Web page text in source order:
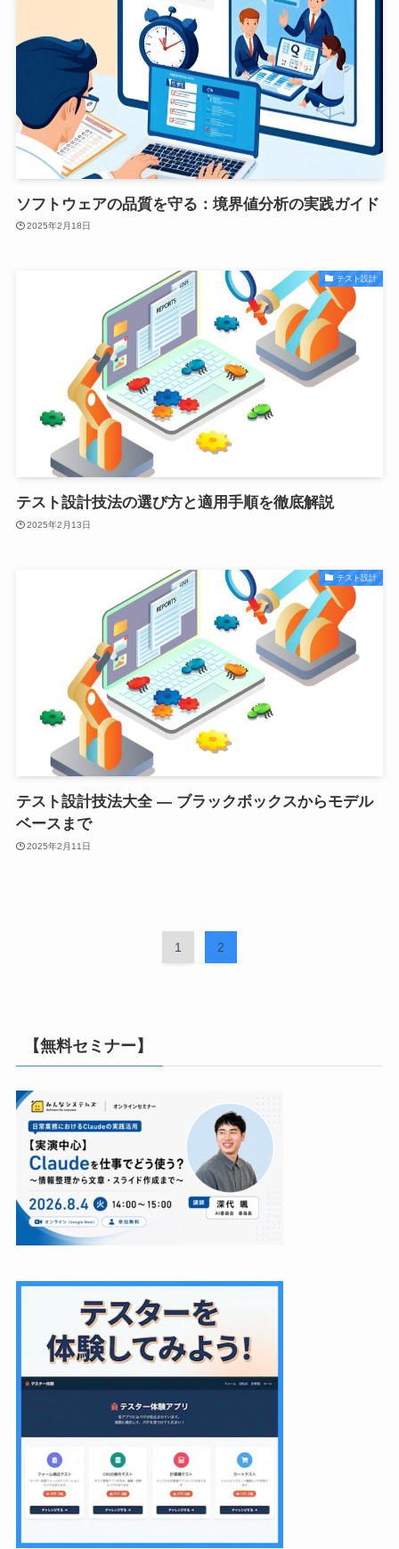
ソフトウェアの品質を守る：境界値分析の実践ガイド
2025年2月18日
テスト設計
テスト設計技法の選び方と適用手順を徹底解説
2025年2月13日
テスト設計
テスト設計技法大全 ― ブラックボックスからモデル
ベースまで
2025年2月11日
1 2
【無料セミナー】